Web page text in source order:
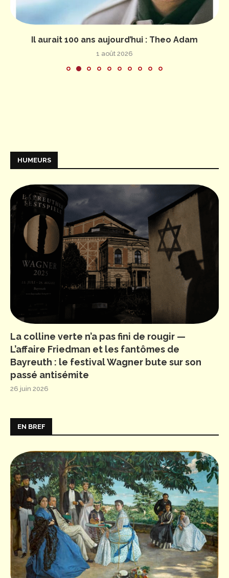
Il aurait 100 ans aujourd’hui : Theo Adam
1 août 2026
HUMEURS
La colline verte n’a pas fini de rougir —
L’affaire Friedman et les fantômes de
Bayreuth : le festival Wagner bute sur son
passé antisémite
26 juin 2026
EN BREF